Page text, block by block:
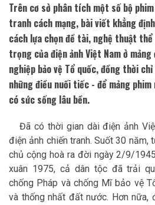
Trên cơ sở phân tích một số bộ
tranh cách mạng, bài viết khẳng
cách lựa chọn đề tài, nghệ thuật thể
trọng của điện ảnh Việt Nam ở
nghiệp bảo vệ Tổ quốc, đồng thời
những điều nuối tiếc - để mảng
có sức sống lâu bền.
Đã có thời gian dài điện ảnh
điện ảnh chiến tranh. Suốt 30 năm,
chủ cộng hoà ra đời ngày 2/9/
xuân 1975, cả dân tộc đã trải
chống Pháp và chống Mĩ bảo vệ
và thống nhất đất nước. Hơn nữa,